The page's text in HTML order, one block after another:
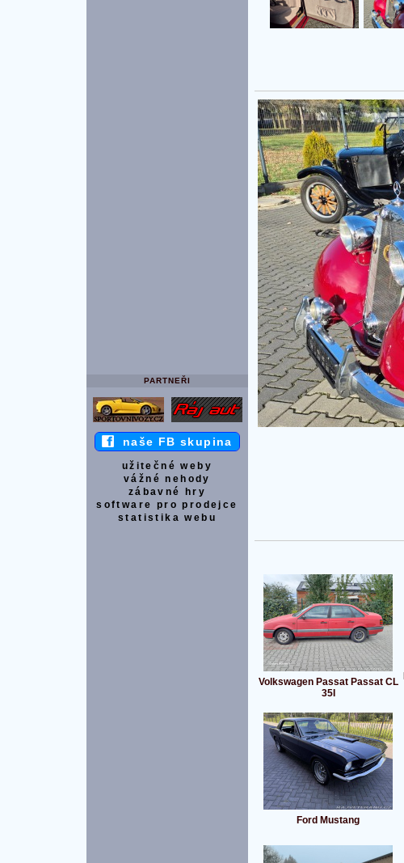
PARTNEŘI
naše FB skupina
užitečné weby
vážné nehody
zábavné hry
software pro prodejce
statistika webu
Volkswagen Passat Passat CL
35I
Ford Mustang